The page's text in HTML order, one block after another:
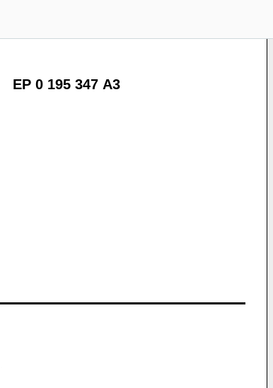
EP 0 195 347 A3